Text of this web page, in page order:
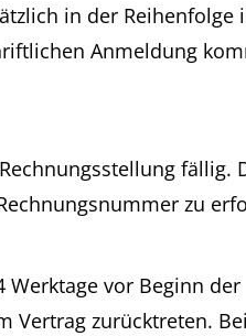
in der Reihenfolge
Anmeldung
fällig.
zu
Werktage vor Beginn der
Vertrag zurücktreten. Bei